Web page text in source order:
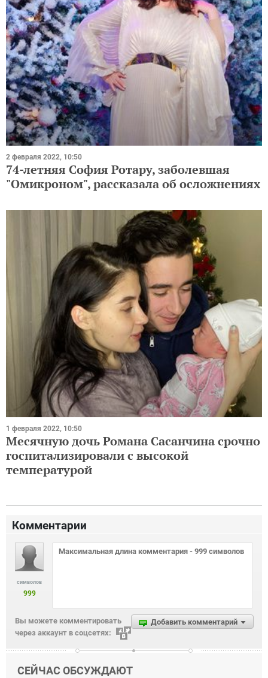
2 февраля 2022, 10:50
74-летняя София Ротару, заболевшая
"Омикроном", рассказала об осложнениях
1 февраля 2022, 10:50
Месячную дочь Романа Сасанчина срочно
госпитализировали с высокой
температурой
Комментарии
символов
999
Добавить комментарий
Вы можете комментировать
через аккаунт в соцсетях:
СЕЙЧАС ОБСУЖДАЮТ